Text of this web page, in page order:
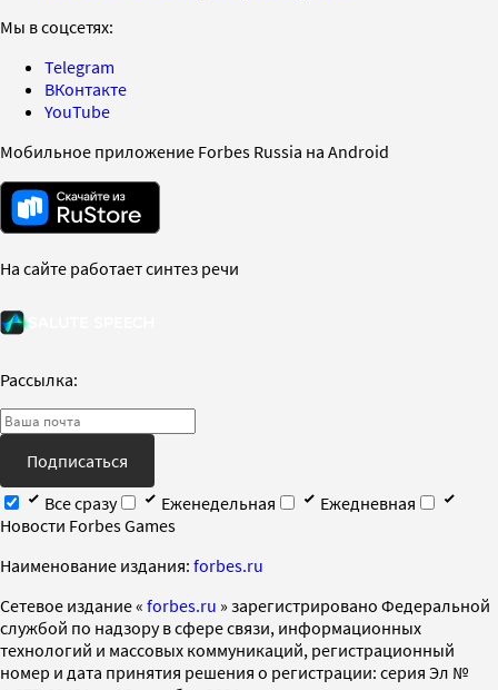
Мы в соцсетях:
Telegram
ВКонтакте
YouTube
Мобильное приложение Forbes Russia на Android
На сайте работает синтез речи
Рассылка:
Подписаться
Все сразу
Еженедельная
Ежедневная
Новости Forbes Games
Наименование издания: forbes.ru
Cетевое издание « forbes.ru » зарегистрировано Федеральной
службой по надзору в сфере связи, информационных
технологий и массовых коммуникаций, регистрационный
номер и дата принятия решения о регистрации: серия Эл №